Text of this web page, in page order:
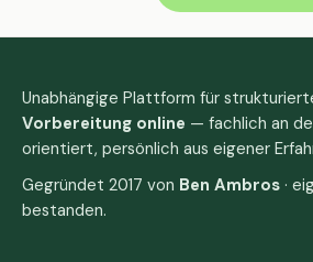
Unabhängige Plattform für
Vorbereitung online — fachlich an
orientiert, persönlich aus eigener
Gegründet 2017 von Ben Ambros ·
bestanden.